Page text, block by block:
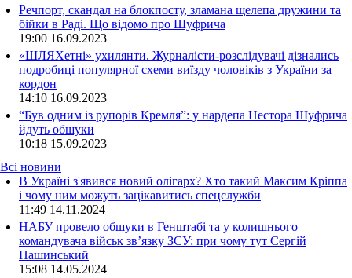
Речпорт, скандал на блокпосту, зламана щелепа дружини та
бійки в Раді. Що відомо про Шуфрича
19:00 16.09.2023
«ШЛЯХетні» ухилянти. Журналісти-розслідувачі дізнались
подробиці популярної схеми виїзду чоловіків з України за
кордон
14:10 16.09.2023
“Був одним із рупорів Кремля”: у нардепа Нестора Шуфрича
йдуть обшуки
10:18 15.09.2023
Всі новини
В Україні з'явився новий олігарх? Хто такий Максим Кріппа
і чому ним можуть зацікавитись спецслужби
11:49 14.11.2024
НАБУ провело обшуки в Генштабі та у колишнього
командувача військ зв’язку ЗСУ: при чому тут Сергій
Пашинський
15:08 14.05.2024